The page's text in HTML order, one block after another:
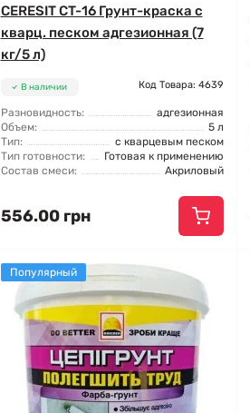
CERESIT CT-16 Грунт-краска с
кварц. песком адгезионная (7
кг/5 л)
В наличии Код Товара: 4639
Разновидность:
адгезионная
Объем:
5 л
Тип:
с кварцевым песком
Тип готовности:
Готовая к применению
Состав смеси:
Акриловый
556.00 грн
Популярный